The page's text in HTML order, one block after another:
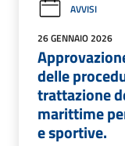
AVVISI
26 GENNAIO 2026
delle
trattazione
marittime
e sportive.